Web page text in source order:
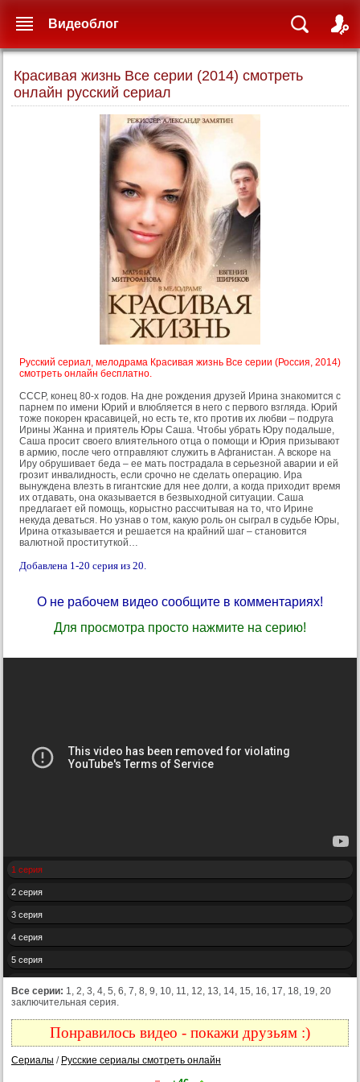
Красивая жизнь Все серии (2014) смотреть
онлайн русский сериал
Русский сериал, мелодрама Красивая жизнь Все серии (Россия, 2014)
смотреть онлайн бесплатно.
СССР, конец 80-х годов. На дне рождения друзей Ирина знакомится с
парнем по имени Юрий и влюбляется в него с первого взгляда. Юрий
тоже покорен красавицей, но есть те, кто против их любви – подруга
Ирины Жанна и приятель Юры Саша. Чтобы убрать Юру подальше,
Саша просит своего влиятельного отца о помощи и Юрия призывают
в армию, после чего отправляют служить в Афганистан. А вскоре на
Иру обрушивает беда – ее мать пострадала в серьезной аварии и ей
грозит инвалидность, если срочно не сделать операцию. Ира
вынуждена влезть в гигантские для нее долги, а когда приходит время
их отдавать, она оказывается в безвыходной ситуации. Саша
предлагает ей помощь, корыстно рассчитывая на то, что Ирине
некуда деваться. Но узнав о том, какую роль он сыграл в судьбе Юры,
Ирина отказывается и решается на крайний шаг – становится
валютной проституткой…
Добавлена 1-20 серия из 20.
О не рабочем видео сообщите в комментариях!
Для просмотра просто нажмите на серию!
1 серия
2 серия
3 серия
4 серия
5 серия
7 серия
8 серия
Все серии: 1, 2, 3, 4, 5, 6, 7, 8, 9, 10, 11, 12, 13, 14, 15, 16, 17, 18, 19, 20
заключительная серия.
Понравилось видео - покажи друзьям :)
Сериалы / Русские сериалы смотреть онлайн
Видеоблог